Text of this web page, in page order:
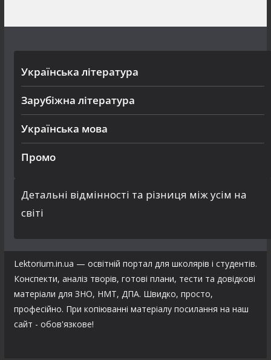
Українська література
Зарубіжна література
Українська мова
Промо
Детальні відмінності та різниця між усім на
світі
Lektorium.in.ua — освітній портал для школярів і студентів.
Конспекти, аналіз творів, готові плани, тести та довідкові
матеріали для ЗНО, НМТ, ДПА. Швидко, просто,
професійно. При копіюванні матеріалу посилання на наш
сайт - обов'язкове!